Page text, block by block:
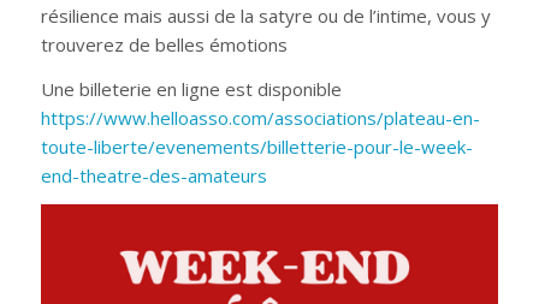
résilience mais aussi de la satyre ou de l’intime, vous y
trouverez de belles émotions
Une billeterie en ligne est disponible
https://www.helloasso.com/associations/plateau-en-
toute-liberte/evenements/billetterie-pour-le-week-
end-theatre-des-amateurs